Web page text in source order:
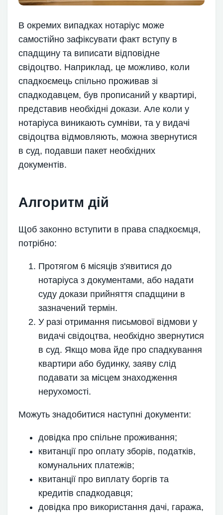
В окремих випадках нотаріус може
самостійно зафіксувати факт вступу в
спадщину та виписати відповідне
свідоцтво. Наприклад, це можливо, коли
спадкоємець спільно проживав зі
спадкодавцем, був прописаний у квартирі,
представив необхідні докази. Але коли у
нотаріуса виникають сумніви, та у видачі
свідоцтва відмовляють, можна звернутися
в суд, подавши пакет необхідних
документів.
Алгоритм дій
Щоб законно вступити в права спадкоємця,
потрібно:
Протягом 6 місяців з'явитися до
нотаріуса з документами, або надати
суду докази прийняття спадщини в
зазначений термін.
У разі отримання письмової відмови у
видачі свідоцтва, необхідно звернутися
в суд. Якщо мова йде про спадкування
квартири або будинку, заяву слід
подавати за місцем знаходження
нерухомості.
Можуть знадобитися наступні документи:
довідка про спільне проживання;
квитанції про оплату зборів, податків,
комунальних платежів;
квитанції про виплату боргів та
кредитів спадкодавця;
довідка про використання дачі, гаража,